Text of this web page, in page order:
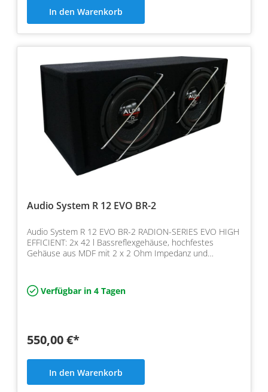
In den Warenkorb
Audio System R 12 EVO BR-2
Audio System R 12 EVO BR-2 RADION-SERIES EVO HIGH
EFFICIENT: 2x 42 l Bassreflexgehäuse, hochfestes
Gehäuse aus MDF mit 2 x 2 Ohm Impedanz und
Verfügbar in 4 Tagen
550,00 €*
In den Warenkorb